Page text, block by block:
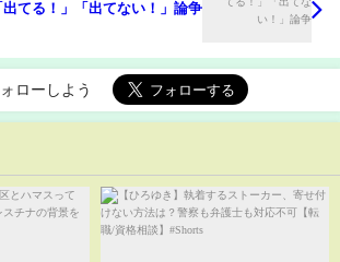
てる！」「出てない！」論争
ローしよう